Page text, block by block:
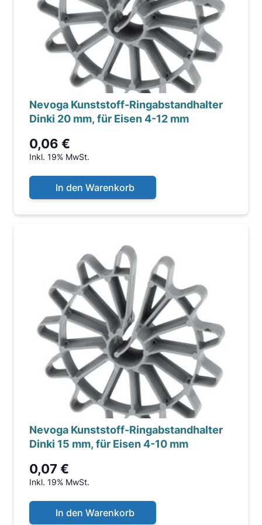
Nevoga Kunststoff-Ringabstandhalter
Dinki 20 mm, für Eisen 4-12 mm
0,06 €
Inkl. 19% MwSt.
In den Warenkorb
Nevoga Kunststoff-Ringabstandhalter
Dinki 15 mm, für Eisen 4-10 mm
0,07 €
Inkl. 19% MwSt.
In den Warenkorb